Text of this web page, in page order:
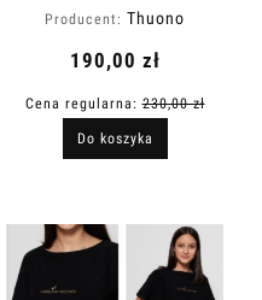
Producent: Thuono
190,00 zł
Cena regularna:230,00 zł
Do koszyka